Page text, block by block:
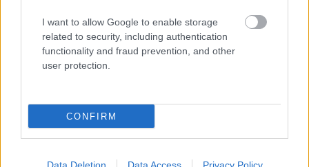
I want to allow Google to enable storage
related to security, including authentication
functionality and fraud prevention, and other
user protection.
CONFIRM